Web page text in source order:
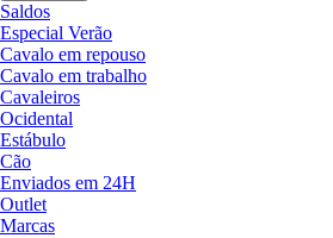
Saldos
Especial Verão
Cavalo em repouso
Cavalo em trabalho
Cavaleiros
Ocidental
Estábulo
Cão
Enviados em 24H
Outlet
Marcas